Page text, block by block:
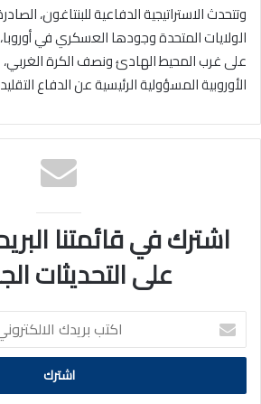
وتتحدث الاستراتيجية الدفاعية للبنتاغون،
الولايات المتحدة وجودها العسكري في
على غرب المحيط الهادئ ونصف الكرة
الأوروبية المسؤولية الرئيسية عن الدفاع
اشترك في قائمتنا
على التحديثات
اكتب
بريدك
الالكتروني